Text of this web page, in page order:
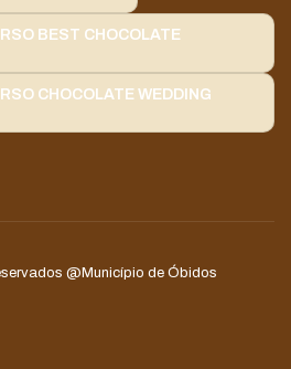
BEST CHOCOLATE
CHOCOLATE WEDDING
@Município de Óbidos